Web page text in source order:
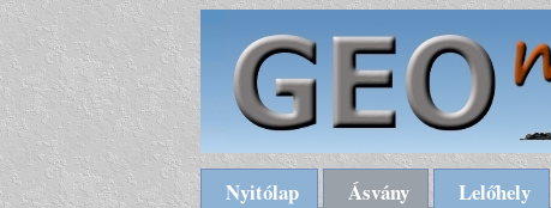
Nyitólap Ásvány Lelőhely